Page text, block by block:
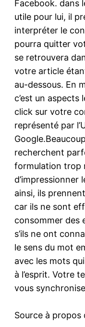
Facebook. dans
utile pour lui, il
interpréter le
pourra quitter
se retrouvera
votre article
au-dessous. En
c’est un aspects
click sur votre
représenté par
recherchent
formulation trop
d’impressionner
ainsi, ils
car ils ne sont
consommer des
s’ils ne ont
le sens du mot
avec les mots
à l’esprit. Votre
vous
Source à propos